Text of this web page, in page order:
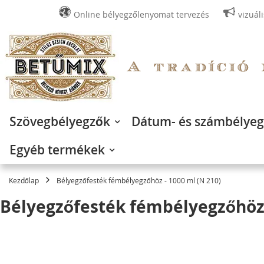
Online bélyegzőlenyomat tervezés
tartalomhoz
Szövegbélyegzők Dátum- és
Egyéb termékek
Kezdőlap Bélyegzőfesték fémbélyegzőhöz - 1000 ml (N 210)
Bélyegzőfesték